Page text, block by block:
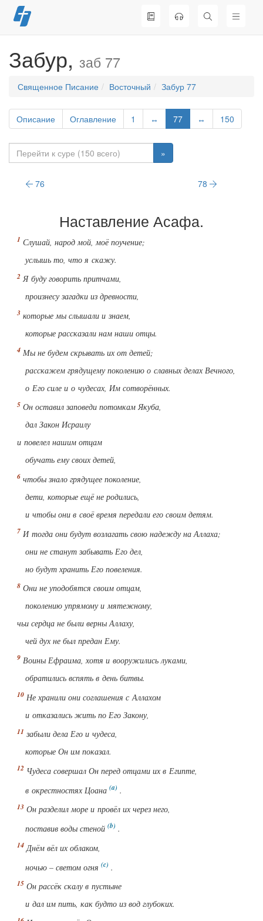
Перейти
к
Забур, заб 77
Священное Писание Восточный Забур 77
Описание Оглавление 1 ↔ 77 ↔ 150
»
76 78
Наставление Асафа.
Слушай, народ мой, моё поучение;
услышь то, что я скажу.
Я буду говорить притчами,
произнесу загадки из древности,
которые мы слышали и знаем,
которые рассказали нам наши отцы.
Мы не будем скрывать их от детей;
расскажем грядущему поколению о славных делах Вечного,
о Его силе и о чудесах, Им сотворённых.
Он оставил заповеди потомкам Якуба,
дал Закон Исраилу
и повелел нашим отцам
обучать ему своих детей,
чтобы знало грядущее поколение,
дети, которые ещё не родились,
и чтобы они в своё время передали его своим детям.
И тогда они будут возлагать свою надежду на Аллаха;
они не станут забывать Его дел,
но будут хранить Его повеления.
Они не уподобятся своим отцам,
поколению упрямому и мятежному,
чьи сердца не были верны Аллаху,
чей дух не был предан Ему.
Воины Ефраима, хотя и вооружились луками,
обратились вспять в день битвы.
Не хранили они соглашения с Аллахом
и отказались жить по Его Закону,
забыли дела Его и чудеса,
которые Он им показал.
Чудеса совершал Он перед отцами их в Египте,
в окрестностях Цоана
.
Он разделил море и провёл их через него,
поставив воды стеной
.
Днём вёл их облаком,
ночью – светом огня
.
Он рассёк скалу в пустыне
и дал им пить, как будто из вод глубоких.